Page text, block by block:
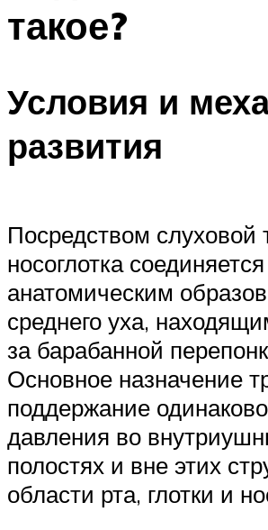
такое?
Условия и
развития
Посредством слуховой
носоглотка
анатомическим
среднего уха,
за барабанной
Основное назначение
поддержание
давления во
полостях и вне этих
области рта, глотки и